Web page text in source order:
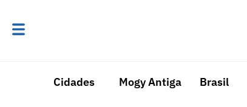
Cidades Mogy Antiga Brasil